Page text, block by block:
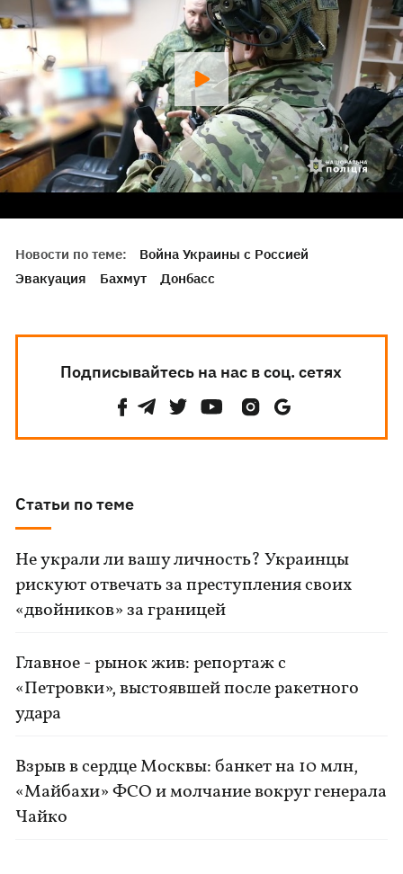
Новости по теме:
Война Украины с Россией
Эвакуация
Бахмут Донбасс
Подписывайтесь на нас в соц. сетях
Статьи по теме
Не украли ли вашу личность? Украинцы
рискуют отвечать за преступления своих
«двойников» за границей
Главное - рынок жив: репортаж с
«Петровки», выстоявшей после ракетного
удара
Взрыв в сердце Москвы: банкет на 10 млн,
«Майбахи» ФСО и молчание вокруг генерала
Чайко